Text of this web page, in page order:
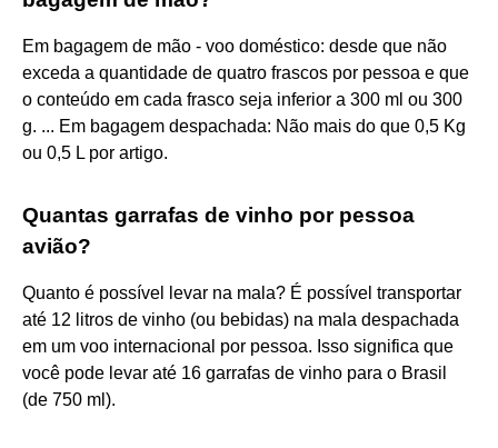
Em bagagem de mão - voo doméstico: desde que não
exceda a quantidade de quatro frascos por pessoa e que
o conteúdo em cada frasco seja inferior a 300 ml ou 300
g. ... Em bagagem despachada: Não mais do que 0,5 Kg
ou 0,5 L por artigo.
Quantas garrafas de vinho por pessoa
avião?
Quanto é possível levar na mala? É possível transportar
até 12 litros de vinho (ou bebidas) na mala despachada
em um voo internacional por pessoa. Isso significa que
você pode levar até 16 garrafas de vinho para o Brasil
(de 750 ml).